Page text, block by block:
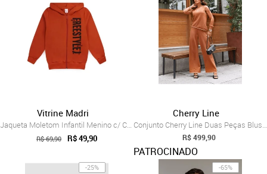
Vitrine Madri
Jaqueta Moletom Infantil Menino c/ Capuz...
R$ 69,90 R$ 49,90
Cherry Line
Conjunto Cherry Line Duas Peças Blusa As...
R$ 499,90
PATROCINADO
-25% -65%